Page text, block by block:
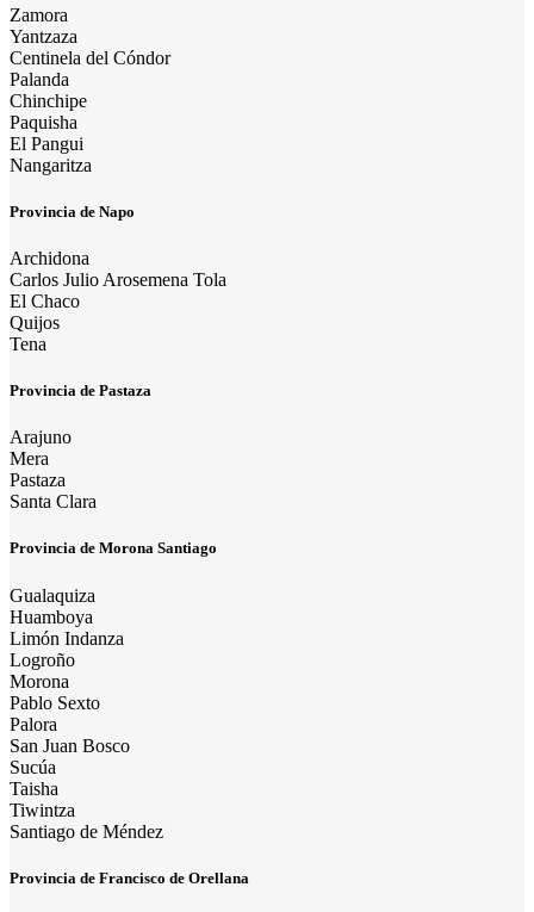
Zamora
Yantzaza
Centinela del Cóndor
Palanda
Chinchipe
Paquisha
El Pangui
Nangaritza
Provincia de Napo
Archidona
Carlos Julio Arosemena Tola
El Chaco
Quijos
Tena
Provincia de Pastaza
Arajuno
Mera
Pastaza
Santa Clara
Provincia de Morona Santiago
Gualaquiza
Huamboya
Limón Indanza
Logroño
Morona
Pablo Sexto
Palora
San Juan Bosco
Sucúa
Taisha
Tiwintza
Santiago de Méndez
Provincia de Francisco de Orellana